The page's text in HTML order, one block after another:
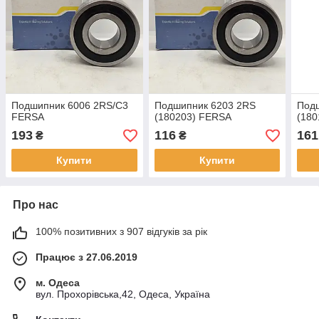
Подшипник 6006 2RS/C3
FERSA
193 ₴
Купити
Подшипник 6203 2RS
(180203) FERSA
116₴
Купити
161
Про нас
100% позитивних з 907 відгуків за рік
Працює з 27.06.2019
м. Одеса
вул. Прохорівська,42, Одеса, Україна